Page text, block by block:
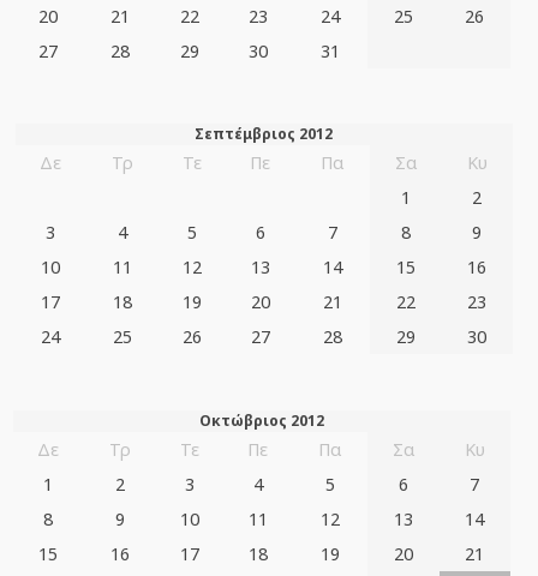
20 21 22 23 24 25
26
27
28 29 30 31
Σεπτέμβριος 2012
Δε Τρ Τε Πε Πα Σα
Κυ
1
2
3
4 5 6 7 8
9
10
11 12 13 14 15
16
17
18 19 20 21 22
23
24
25 26 27 28 29 30
Οκτώβριος 2012
Δε Τρ Τε Πε Πα Σα
Κυ
1
2 3 4 5 6
7
8
9 10 11 12 13
14
15
16 17 18 19 20
21